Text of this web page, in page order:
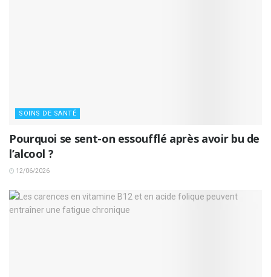
SOINS DE SANTÉ
Pourquoi se sent-on essoufflé après avoir bu de
l’alcool ?
12/06/2026